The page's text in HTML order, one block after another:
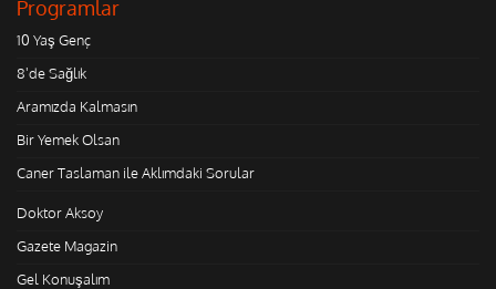
Programlar
10 Yaş Genç
8'de Sağlık
Aramızda Kalmasın
Bir Yemek Olsan
Caner Taslaman ile Aklımdaki Sorular
Doktor Aksoy
Gazete Magazin
Gel Konuşalım